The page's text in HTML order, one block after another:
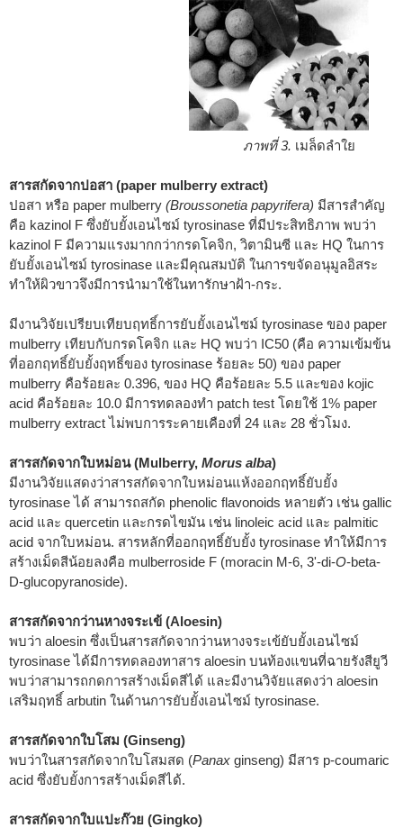
ภาพที่ 3. เมล็ดลำใย
สารสกัดจากปอสา (paper mulberry extract)
ปอสา หรือ paper mulberry (Broussonetia papyrifera) มีสารสำคัญ
คือ kazinol F ซึ่งยับยั้งเอนไซม์ tyrosinase ที่มีประสิทธิภาพ พบว่า
kazinol F มีความแรงมากกว่ากรดโคจิก, วิตามินซี และ HQ ในการ
ยับยั้งเอนไซม์ tyrosinase และมีคุณสมบัติ ในการขจัดอนุมูลอิสระ
ทำให้ผิวขาวจึงมีการนำมาใช้ในทารักษาฝ้า-กระ.
มีงานวิจัยเปรียบเทียบฤทธิ์การยับยั้งเอนไซม์ tyrosinase ของ paper
mulberry เทียบกับกรดโคจิก และ HQ พบว่า IC50 (คือ ความเข้มข้น
ที่ออกฤทธิ์ยับยั้งฤทธิ์ของ tyrosinase ร้อยละ 50) ของ paper
mulberry คือร้อยละ 0.396, ของ HQ คือร้อยละ 5.5 และของ kojic
acid คือร้อยละ 10.0 มีการทดลองทำ patch test โดยใช้ 1% paper
mulberry extract ไม่พบการระคายเคืองที่ 24 และ 28 ชั่วโมง.
สารสกัดจากใบหม่อน (Mulberry, Morus alba)
มีงานวิจัยแสดงว่าสารสกัดจากใบหม่อนแห้งออกฤทธิ์ยับยั้ง
tyrosinase ได้ สามารถสกัด phenolic flavonoids หลายตัว เช่น gallic
acid และ quercetin และกรดไขมัน เช่น linoleic acid และ palmitic
acid จากใบหม่อน. สารหลักที่ออกฤทธิ์ยับยั้ง tyrosinase ทำให้มีการ
สร้างเม็ดสีน้อยลงคือ mulberroside F (moracin M-6, 3'-di-O-beta-
D-glucopyranoside).
สารสกัดจากว่านหางจระเข้ (Aloesin)
พบว่า aloesin ซึ่งเป็นสารสกัดจากว่านหางจระเข้ยับยั้งเอนไซม์
tyrosinase ได้มีการทดลองทาสาร aloesin บนท้องแขนที่ฉายรังสียูวี
พบว่าสามารถกดการสร้างเม็ดสีได้ และมีงานวิจัยแสดงว่า aloesin
เสริมฤทธิ์ arbutin ในด้านการยับยั้งเอนไซม์ tyrosinase.
สารสกัดจากใบโสม (Ginseng)
พบว่าในสารสกัดจากใบโสมสด (Panax ginseng) มีสาร p-coumaric
acid ซึ่งยับยั้งการสร้างเม็ดสีได้.
สารสกัดจากใบแปะก๊วย (Gingko)